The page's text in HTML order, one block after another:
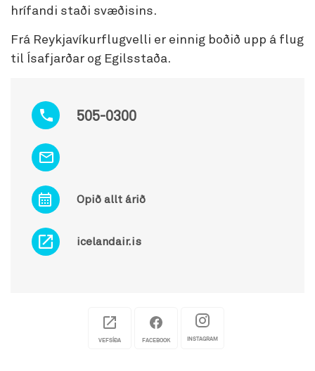
505-0300
Opið allt árið
icelandair.is
hrífandi staði svæðisins.
Frá Reykjavíkurflugvelli er einnig boðið upp á flug
til Ísafjarðar og Egilsstaða.
VEFSÍÐA FACEBOOK INSTAGRAM